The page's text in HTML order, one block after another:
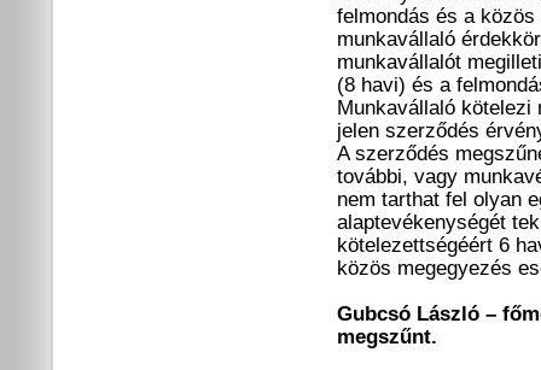
felmondás és a
munkavállaló
munkavállalót
(8 havi) és a
Munkavállaló kötelezi
jelen szerződés
A szerződés
további, vagy
nem tarthat fel olyan
alaptevékenységét
kötelezettségéért 6
közös megegyezés
Gubcsó László –
megszűnt.